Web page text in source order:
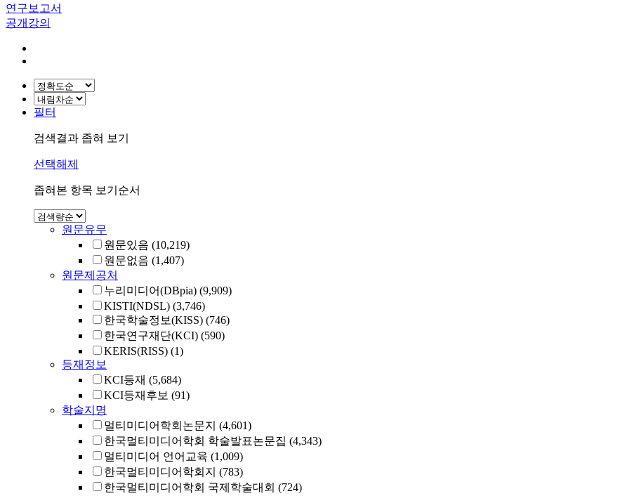
연구보고서
공개강의
필터
검색결과 좁혀 보기
선택해제
좁혀본 항목 보기순서
원문유무
원문있음 (10,219)
원문없음 (1,407)
원문제공처
누리미디어(DBpia) (9,909)
KISTI(NDSL) (3,746)
한국학술정보(KISS) (746)
한국연구재단(KCI) (590)
KERIS(RISS) (1)
등재정보
KCI등재 (5,684)
KCI등재후보 (91)
학술지명
멀티미디어학회논문지 (4,601)
한국멀티미디어학회 학술발표논문집 (4,343)
멀티미디어 언어교육 (1,009)
한국멀티미디어학회지 (783)
한국멀티미디어학회 국제학술대회 (724)